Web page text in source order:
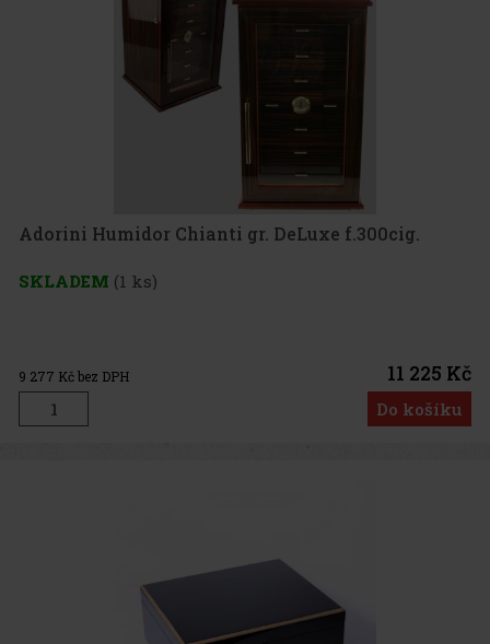
Adorini Humidor Chianti gr. DeLuxe f.300cig.
SKLADEM (1 ks)
9 277 Kč bez DPH 11 225 Kč
Do košíku